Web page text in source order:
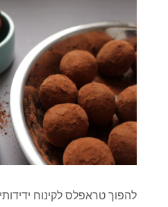
להפוך טראפלס לקינוח